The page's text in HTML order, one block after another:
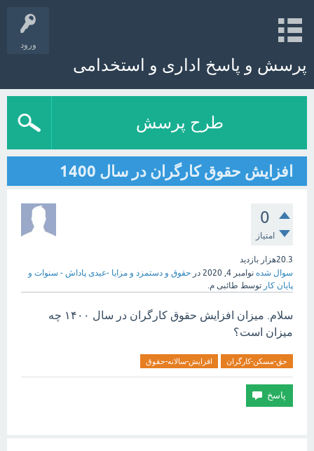
ورود
پرسش و پاسخ اداری و استخدامی
طرح پرسش
افزایش حقوق کارگران در سال 1400
0
امتیاز
20.3هزار
بازدید
سوال شده نوامبر 4, 2020 در حقوق و دستمزد و مزایا -عیدی پاداش - سنوات و
پایان کار توسط طائبی م.
سلام. میزان افزایش حقوق کارگران در سال ۱۴۰۰ چه
میزان است؟
حق-مسکن-کارگران افزایش-سالانه-حقوق